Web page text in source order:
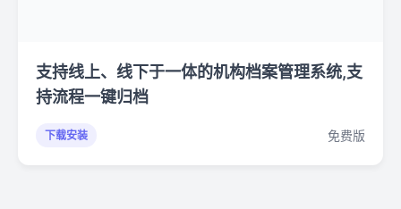
支持线上、线下于一体的机构档案管理系统,支
持流程一键归档
下载安装 免费版